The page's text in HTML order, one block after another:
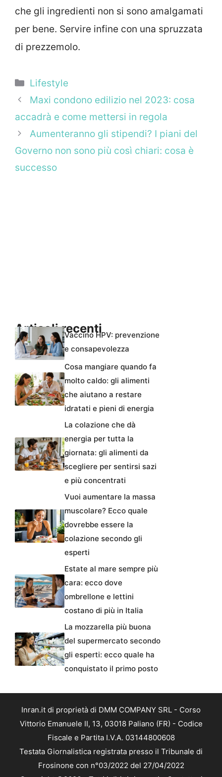
che gli ingredienti non si sono amalgamati
per bene. Servire infine con una spruzzata
di prezzemolo.
Categorie
Lifestyle
Maxi condono edilizio nel 2023: cosa
accadrà e come mettersi in regola
Aumenteranno gli stipendi? I piani del
Governo non sono più così chiari: cosa è
successo
Articoli recentiVaccino HPV: prevenzione
e consapevolezza
Cosa mangiare quando fa
molto caldo: gli alimenti
che aiutano a restare
idratati e pieni di energia
La colazione che dà
energia per tutta la
giornata: gli alimenti da
scegliere per sentirsi sazi
e più concentrati
Vuoi aumentare la massa
muscolare? Ecco quale
dovrebbe essere la
colazione secondo gli
esperti
Estate al mare sempre più
cara: ecco dove
ombrellone e lettini
costano di più in Italia
La mozzarella più buona
del supermercato secondo
gli esperti: ecco quale ha
conquistato il primo posto
Inran.it di proprietà di DMM COMPANY SRL - Corso
Vittorio Emanuele II, 13, 03018 Paliano (FR) - Codice
Fiscale e Partita I.V.A. 03144800608
Testata Giornalistica registrata presso il Tribunale di
Frosinone con n°03/2022 del 27/04/2022